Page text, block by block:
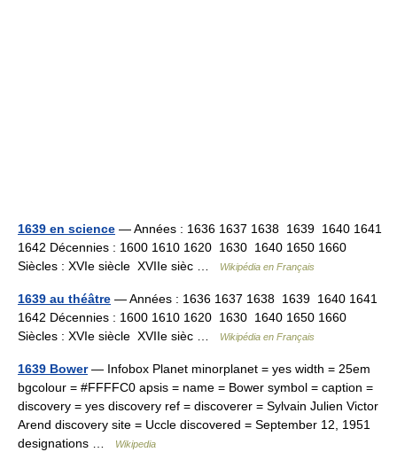
1639 en science — Années : 1636 1637 1638 1639 1640 1641
1642 Décennies : 1600 1610 1620 1630 1640 1650 1660
Siècles : XVIe siècle XVIIe sièc …
Wikipédia en Français
1639 au théâtre — Années : 1636 1637 1638 1639 1640 1641
1642 Décennies : 1600 1610 1620 1630 1640 1650 1660
Siècles : XVIe siècle XVIIe sièc …
Wikipédia en Français
1639 Bower— Infobox Planet minorplanet = yes width = 25em
bgcolour = #FFFFC0 apsis = name = Bower symbol = caption =
discovery = yes discovery ref = discoverer = Sylvain Julien Victor
Arend discovery site = Uccle discovered = September 12, 1951
designations …
Wikipedia